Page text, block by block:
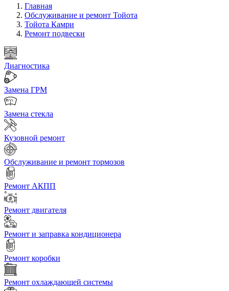
Главная
Обслуживание и ремонт Тойота
Тойота Камри
Ремонт подвески
Диагностика
Замена ГРМ
Замена стекла
Кузовной ремонт
Обслуживание и ремонт тормозов
Ремонт АКПП
Ремонт двигателя
Ремонт и заправка кондиционера
Ремонт коробки
Ремонт охлаждающей системы